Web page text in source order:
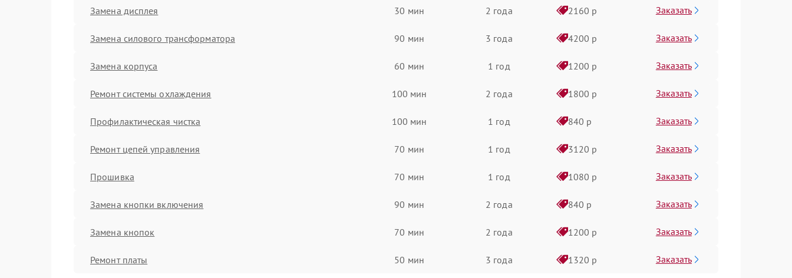
Замена дисплея 30 мин 2 года 2160 р Заказать
Замена силового трансформатора 90 мин 3 года 4200 р Заказать
Замена корпуса 60 мин 1 год 1200 р Заказать
Ремонт системы охлаждения 100 мин 2 года 1800 р Заказать
Профилактическая чистка 100 мин 1 год 840 р Заказать
Ремонт цепей управления 70 мин 1 год 3120 р Заказать
Прошивка 70 мин 1 год 1080 р Заказать
Замена кнопки включения 90 мин 2 года 840 р Заказать
Замена кнопок 70 мин 2 года 1200 р Заказать
Ремонт платы 50 мин 3 года 1320 р Заказать